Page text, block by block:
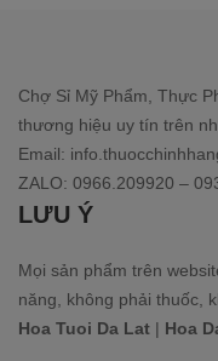
Chợ Sỉ Mỹ Phẩm, Thực
thương hiệu uy tín trên
Email:
ZALO: 0966.209920 –
LƯU Ý
Mọi sản phẩm trên
năng, không phải thuốc,
Hoa Tuoi Da Lat | Hoa